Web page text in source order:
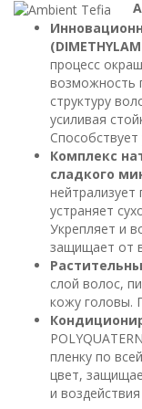
процесс
возможность
структуру
усиливая
Комплекс
сладкого
устраняет
Укрепляет и
защищает от
слой волос,
кожу головы.
пленку по
цвет,
и